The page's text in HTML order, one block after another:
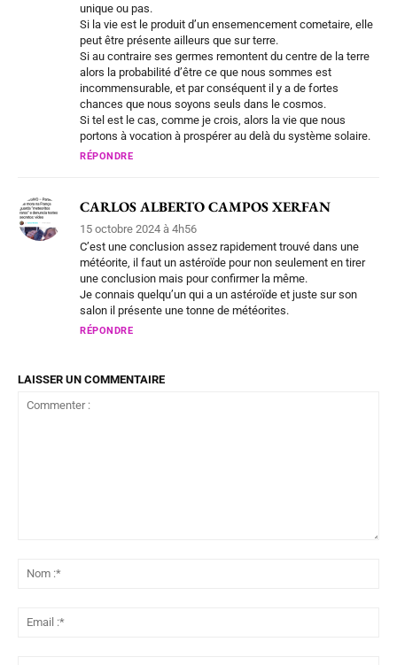
unique ou pas.
Si la vie est le produit d’un ensemencement cometaire, elle
peut être présente ailleurs que sur terre.
Si au contraire ses germes remontent du centre de la terre
alors la probabilité d’être ce que nous sommes est
incommensurable, et par conséquent il y a de fortes
chances que nous soyons seuls dans le cosmos.
Si tel est le cas, comme je crois, alors la vie que nous
portons à vocation à prospérer au delà du système solaire.
RÉPONDRE
CARLOS ALBERTO CAMPOS XERFAN
15 octobre 2024 à 4h56
C’est une conclusion assez rapidement trouvé dans une
météorite, il faut un astéroïde pour non seulement en tirer
une conclusion mais pour confirmer la même.
Je connais quelqu’un qui a un astéroïde et juste sur son
salon il présente une tonne de météorites.
RÉPONDRE
LAISSER UN COMMENTAIRE